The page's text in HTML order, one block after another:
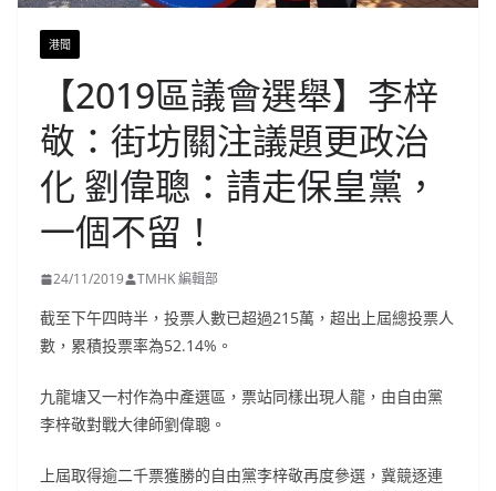
港聞
【2019區議會選舉】李梓
敬：街坊關注議題更政治
化 劉偉聰：請走保皇黨，
一個不留！
24/11/2019 TMHK 編輯部
截至下午四時半，投票人數已超過215萬，超出上屆總投票人
數，累積投票率為52.14%。
九龍塘又一村作為中產選區，票站同樣出現人龍，由自由黨
李梓敬對戰大律師劉偉聰。
上屆取得逾二千票獲勝的自由黨李梓敬再度參選，冀競逐連